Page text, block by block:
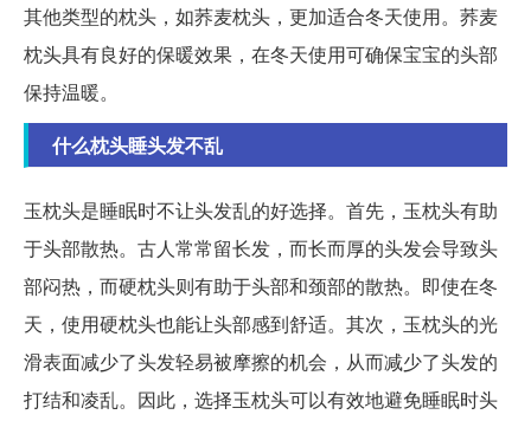
其他类型的枕头，如荞麦枕头，更加适合冬天使用。荞麦
枕头具有良好的保暖效果，在冬天使用可确保宝宝的头部
保持温暖。
什么枕头睡头发不乱
玉枕头是睡眠时不让头发乱的好选择。首先，玉枕头有助
于头部散热。古人常常留长发，而长而厚的头发会导致头
部闷热，而硬枕头则有助于头部和颈部的散热。即使在冬
天，使用硬枕头也能让头部感到舒适。其次，玉枕头的光
滑表面减少了头发轻易被摩擦的机会，从而减少了头发的
打结和凌乱。因此，选择玉枕头可以有效地避免睡眠时头